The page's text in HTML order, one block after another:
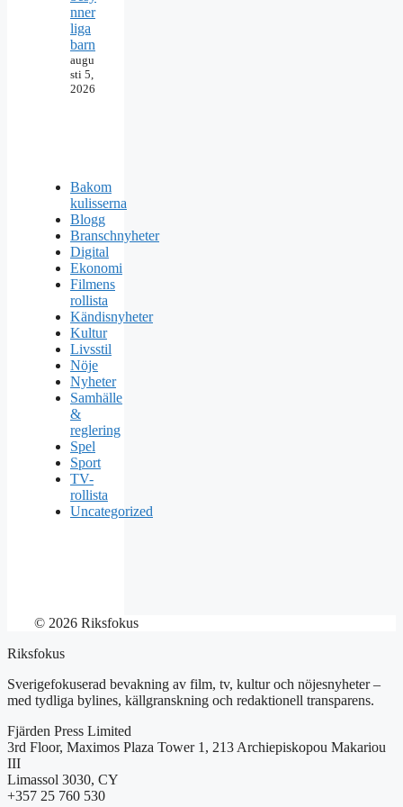
nner
liga
barn
augu
sti 5,
2026
Bakom
kulisserna
Blogg
Branschnyheter
Digital
Ekonomi
Filmens
rollista
Kändisnyheter
Kultur
Livsstil
Nöje
Nyheter
Samhälle
&
reglering
Spel
Sport
TV-
rollista
Uncategorized
© 2026 Riksfokus
Riksfokus
Sverigefokuserad bevakning av film, tv, kultur och nöjesnyheter –
med tydliga bylines, källgranskning och redaktionell transparens.
Fjärden Press Limited
3rd Floor, Maximos Plaza Tower 1, 213 Archiepiskopou Makariou
III
Limassol 3030, CY
+357 25 760 530